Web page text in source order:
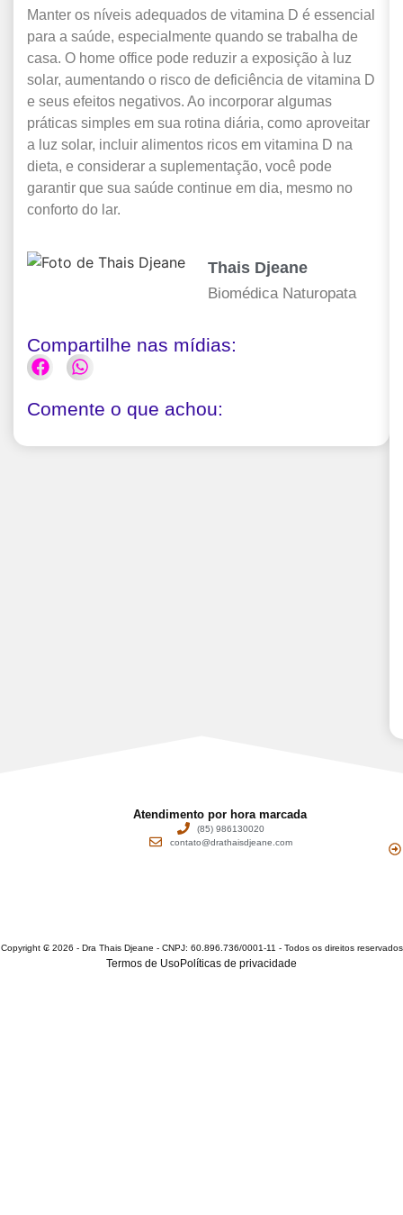
Manter os níveis adequados de vitamina D é essencial
para a saúde, especialmente quando se trabalha de
casa. O home office pode reduzir a exposição à luz
solar, aumentando o risco de deficiência de vitamina D
e seus efeitos negativos. Ao incorporar algumas
práticas simples em sua rotina diária, como aproveitar
a luz solar, incluir alimentos ricos em vitamina D na
dieta, e considerar a suplementação, você pode
garantir que sua saúde continue em dia, mesmo no
conforto do lar.
Thais Djeane
Biomédica Naturopata
Compartilhe nas mídias:
Comente o que achou:
Atendimento por hora marcada
(85) 986130020
contato@drathaisdjeane.com
Copyright ₢ 2026 - Dra Thais Djeane - CNPJ: 60.896.736/0001-11 - Todos os direitos reservados
Termos de UsoPolíticas de privacidade